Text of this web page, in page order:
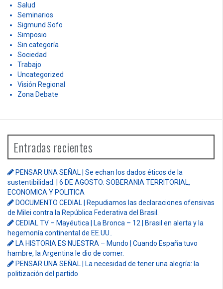
Salud
Seminarios
Sigmund Sofo
Simposio
Sin categoría
Sociedad
Trabajo
Uncategorized
Visión Regional
Zona Debate
Entradas recientes
PENSAR UNA SEÑAL | Se echan los dados éticos de la
sustentibilidad. | 6 DE AGOSTO: SOBERANIA TERRITORIAL,
ECONOMICA Y POLITICA
DOCUMENTO CEDIAL | Repudiamos las declaraciones ofensivas
de Milei contra la República Federativa del Brasil.
CEDIAL TV – Mayéutica | La Bronca – 12 | Brasil en alerta y la
hegemonía continental de EE.UU..
LA HISTORIA ES NUESTRA – Mundo | Cuando España tuvo
hambre, la Argentina le dio de comer.
PENSAR UNA SEÑAL | La necesidad de tener una alegría: la
politización del partido